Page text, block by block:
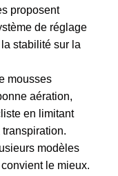
proposent
de réglage
stabilité sur la
mousses
aération,
en limitant
modèles
le mieux.